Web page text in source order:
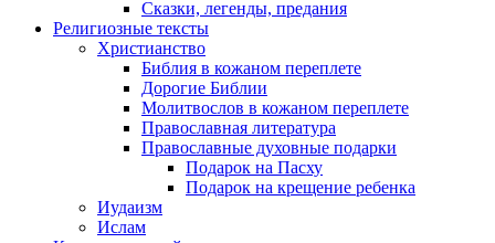
Сказки, легенды, предания
Религиозные тексты
Христианство
Библия в кожаном переплете
Дорогие Библии
Молитвослов в кожаном переплете
Православная литература
Православные духовные подарки
Подарок на Пасху
Подарок на крещение ребенка
Иудаизм
Ислам